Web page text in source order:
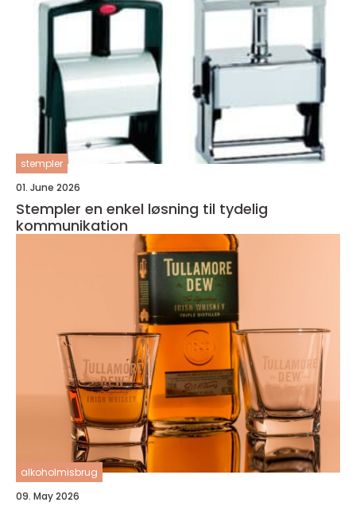
stempler
01. June 2026
Stempler en enkel løsning til tydelig
kommunikation
alkoholmisbrug
09. May 2026